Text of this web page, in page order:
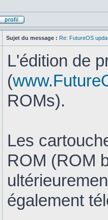
Sujet du message : Re: FutureOS
L'édition de
(
ROMs).
Les
ROM (ROM
également